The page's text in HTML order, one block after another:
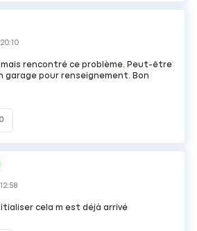
20:10
rencontré ce problème. Peut-être
garage pour renseignement. Bon
0
12:58
cela m est déjà arrivé